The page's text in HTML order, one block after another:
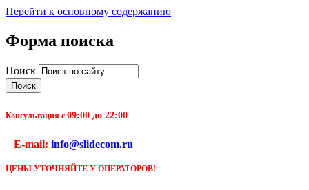
Перейти к основному содержанию
Форма поиска
Поиск
Консультация с 09:00 до 22:00
E-mail: info@slidecom.ru
ЦЕНЫ УТОЧНЯЙТЕ У ОПЕРАТОРОВ!
Чтобы оформить заказ, заполните форму. В течение
ближайшего времени с Вами свяжется Наш менеджер
и уточнит детали заказа а также время доставки
Заполните форму